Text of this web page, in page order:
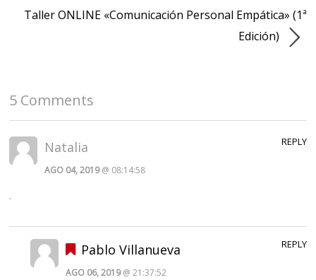
Taller ONLINE «Comunicación Personal Empática» (1ª
Edición)
5 Comments
Natalia
AGO 04, 2019@ 08:14:58
.
REPLY
Pablo Villanueva
AGO 06, 2019@ 21:37:52
REPLY